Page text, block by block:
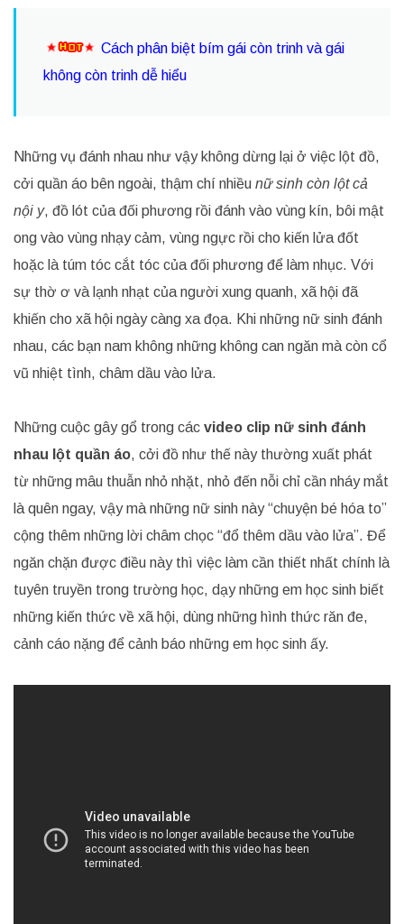
Cách phân biệt bím gái còn trinh và gái
không còn trinh dễ hiểu
Những vụ đánh nhau như vậy không dừng lại ở việc lột đồ,
cởi quần áo bên ngoài, thậm chí nhiều nữ sinh còn lột cả
nội y, đồ lót của đối phương rồi đánh vào vùng kín, bôi mật
ong vào vùng nhạy cảm, vùng ngực rồi cho kiến lửa đốt
hoặc là túm tóc cắt tóc của đối phương để làm nhục. Với
sự thờ ơ và lạnh nhạt của người xung quanh, xã hội đã
khiến cho xã hội ngày càng xa đọa. Khi những nữ sinh đánh
nhau, các bạn nam không những không can ngăn mà còn cổ
vũ nhiệt tình, châm dầu vào lửa.
Những cuộc gây gổ trong các video clip nữ sinh đánh
nhau lột quần áo, cởi đồ như thế này thường xuất phát
từ những mâu thuẫn nhỏ nhặt, nhỏ đến nỗi chỉ cần nháy mắt
là quên ngay, vậy mà những nữ sinh này “chuyện bé hóa to”
cộng thêm những lời châm chọc “đổ thêm dầu vào lửa”. Để
ngăn chặn được điều này thì việc làm cần thiết nhất chính là
tuyên truyền trong trường học, dạy những em học sinh biết
những kiến thức về xã hội, dùng những hình thức răn đe,
cảnh cáo nặng để cảnh báo những em học sinh ấy.